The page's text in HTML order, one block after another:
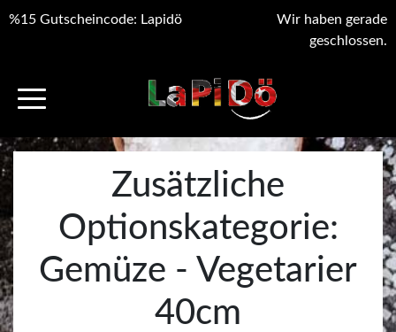
%15 Gutscheincode: Lapidö
Wir haben gerade
geschlossen.
Zusätzliche
Optionskategorie:
Gemüze - Vegetarier
40cm